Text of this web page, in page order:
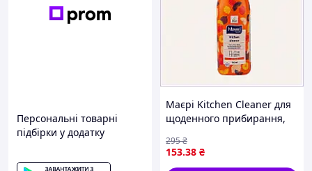
Персональні товарні
підбірки у додатку
Маєрі Kitchen Cleaner для
щоденного прибирання,
153.38 ₴
295₴